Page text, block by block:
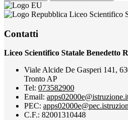
Liceo Scientifico
Contatti
Liceo Scientifico Statale Benedetto
Viale Alcide De Gasperi 141,
Tronto AP
Tel: 073582900
Email:
PEC:
C.F.: 82001310448